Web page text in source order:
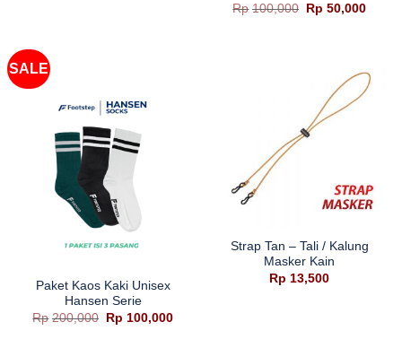
Rp 100,000
Harga
aslinya
Rp 50,000Harga
SALE
Paket Kaos Kaki Unisex
Hansen Serie
Rp 200,000
Harga
aslinya
Rp 100,000Harga
Strap Tan – Tali / Kalung
Masker Kain
Rp 13,500